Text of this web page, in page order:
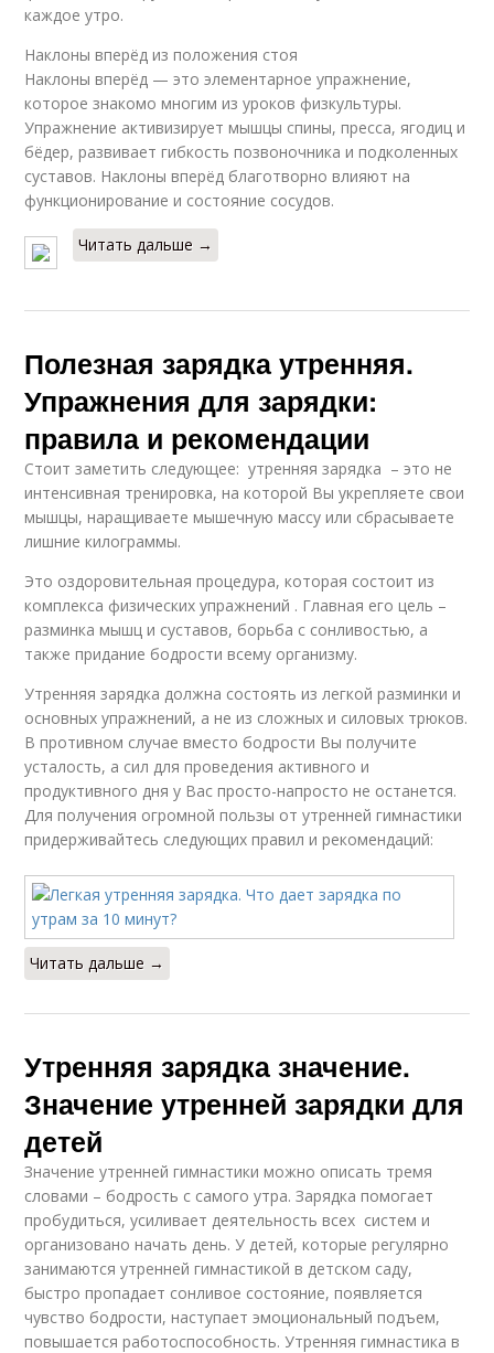
каждое утро.
Наклоны вперёд из положения стоя
Наклоны вперёд — это элементарное упражнение,
которое знакомо многим из уроков физкультуры.
Упражнение активизирует мышцы спины, пресса, ягодиц и
бёдер, развивает гибкость позвоночника и подколенных
суставов. Наклоны вперёд благотворно влияют на
функционирование и состояние сосудов.
Читать дальше →
Полезная зарядка утренняя.
Упражнения для зарядки:
правила и рекомендации
Стоит заметить следующее: утренняя зарядка – это не
интенсивная тренировка, на которой Вы укрепляете свои
мышцы, наращиваете мышечную массу или сбрасываете
лишние килограммы.
Это оздоровительная процедура, которая состоит из
комплекса физических упражнений . Главная его цель –
разминка мышц и суставов, борьба с сонливостью, а
также придание бодрости всему организму.
Утренняя зарядка должна состоять из легкой разминки и
основных упражнений, а не из сложных и силовых трюков.
В противном случае вместо бодрости Вы получите
усталость, а сил для проведения активного и
продуктивного дня у Вас просто-напросто не останется.
Для получения огромной пользы от утренней гимнастики
придерживайтесь следующих правил и рекомендаций:
Читать дальше →
Утренняя зарядка значение.
Значение утренней зарядки для
детей
Значение утренней гимнастики можно описать тремя
словами – бодрость с самого утра. Зарядка помогает
пробудиться, усиливает деятельность всех систем и
организовано начать день. У детей, которые регулярно
занимаются утренней гимнастикой в детском саду,
быстро пропадает сонливое состояние, появляется
чувство бодрости, наступает эмоциональный подъем,
повышается работоспособность. Утренняя гимнастика в